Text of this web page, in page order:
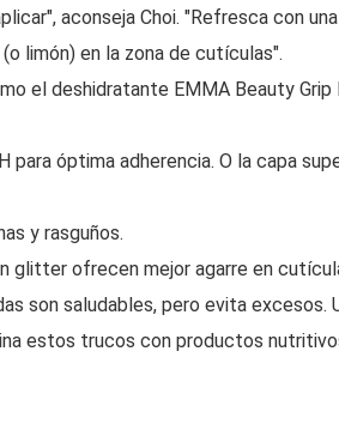
aconseja Choi. "Refresca con
limón) en la zona de cutículas".
el deshidratante EMMA Beauty Grip
para óptima adherencia. O la capa
y rasguños.
glitter ofrecen mejor agarre en
son saludables, pero evita excesos.
estos trucos con productos